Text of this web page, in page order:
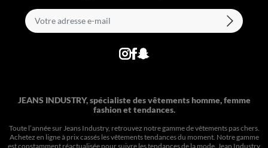
JEANS INDUSTRY, spécialiste des vêtements homme, femme
fashion et tendances.
Toute l’année sur Jeans Industry, retrouvez notre gamme de vêtements pas chers.
Achetez en ligne à prix cassés les vêtements tendances du moment. Notre gamme
est constamment réactualisée pour suivre les tendances de la mode. Jean Industry